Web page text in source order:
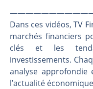
Dans ces vidéos, TV
marchés financiers
clés et les
investissements.
analyse approfondie
l’actualité